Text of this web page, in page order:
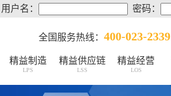
用户名： 密码：
全国服务热线： 400-023-2339
精益制造
LPS
精益供应链
LSS
精益经营
LOS